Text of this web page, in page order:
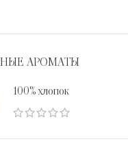
АРОМАТЫ
100% хлопок